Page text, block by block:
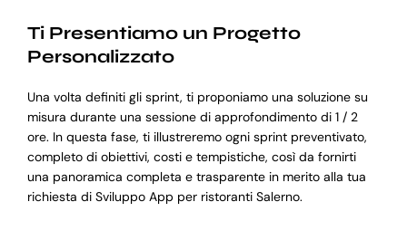
Ti Presentiamo un Progetto
Personalizzato
Una volta definiti gli sprint, ti proponiamo una soluzione su
misura durante una sessione di approfondimento di 1 / 2
ore. In questa fase, ti illustreremo ogni sprint preventivato,
completo di obiettivi, costi e tempistiche, così da fornirti
una panoramica completa e trasparente in merito alla tua
richiesta di Sviluppo App per ristoranti Salerno.